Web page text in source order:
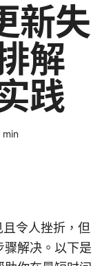
新失
解
践
min
令人挫折，但
骤解决。以下是